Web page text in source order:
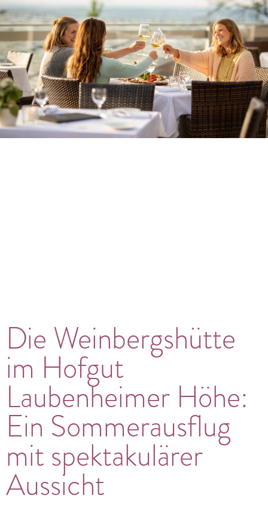
Die Weinbergshütte
im Hofgut
Laubenheimer Höhe:
Ein Sommerausflug
mit spektakulärer
Aussicht